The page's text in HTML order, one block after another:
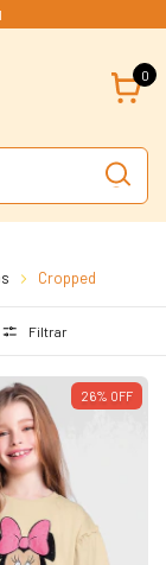
0
Cropped
Filtrar
26% OFF